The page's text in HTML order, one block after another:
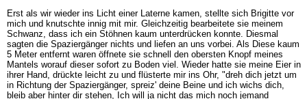
Erst als wir wieder ins Licht einer Laterne kamen, stellte sich Brigitte vor
mich und knutschte innig mit mir. Gleichzeitig bearbeitete sie meinem
Schwanz, dass ich ein Stöhnen kaum unterdrücken konnte. Diesmal
sagten die Spaziergänger nichts und liefen an uns vorbei. Als Diese kaum
5 Meter entfernt waren öffnete sie schnell den obersten Knopf meines
Mantels worauf dieser sofort zu Boden viel. Wieder hatte sie meine Eier in
ihrer Hand, drückte leicht zu und flüsterte mir ins Ohr, "dreh dich jetzt um
in Richtung der Spaziergänger, spreiz' deine Beine und ich wichs dich,
bleib aber hinter dir stehen, Ich will ja nicht das mich noch jemand